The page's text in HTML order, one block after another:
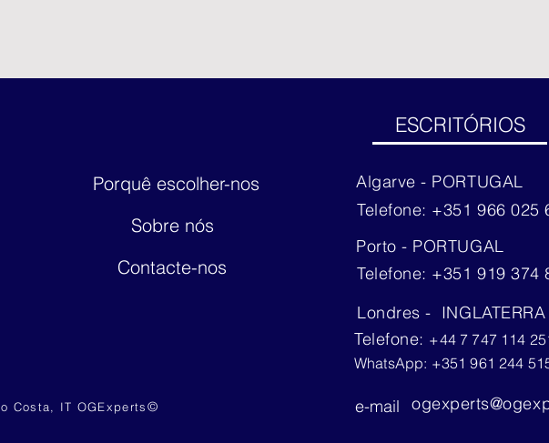
ESCRITÓRIOS
Porquê escolher-nos
Sobre nós
Contacte-nos
Algarve - PORTUGAL
Telefone: +351 966 025
Porto - PORTUGAL
Telefone: +351 919 374
Londres - INGLATERRA
Telefone: +44 7 747 114
WhatsApp: +351 961 244
Costa, IT OGExperts© e-mail